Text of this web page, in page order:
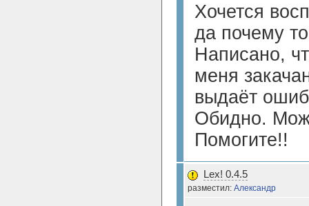
Хочется
да почему
Написано,
меня
выдаёт
Обидно.
Помогите!!
Lex! 0.4.5
разместил: Александр